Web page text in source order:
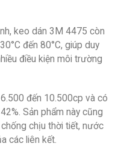
keo dán 3M 4475 còn
đến 80°C, giúp duy
điều kiện môi trường
đến 10.500cp và có
Sản phẩm này cũng
chịu thời tiết, nước
các liên kết.